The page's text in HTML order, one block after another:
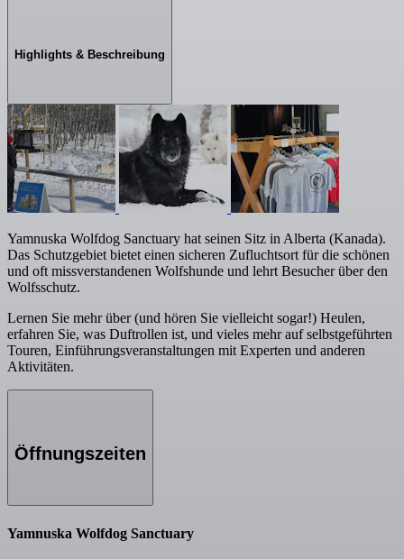
Highlights & Beschreibung
Yamnuska Wolfdog Sanctuary hat seinen Sitz in Alberta (Kanada).
Das Schutzgebiet bietet einen sicheren Zufluchtsort für die schönen
und oft missverstandenen Wolfshunde und lehrt Besucher über den
Wolfsschutz.
Lernen Sie mehr über (und hören Sie vielleicht sogar!) Heulen,
erfahren Sie, was Duftrollen ist, und vieles mehr auf selbstgeführten
Touren, Einführungsveranstaltungen mit Experten und anderen
Aktivitäten.
Öffnungszeiten
Yamnuska Wolfdog Sanctuary